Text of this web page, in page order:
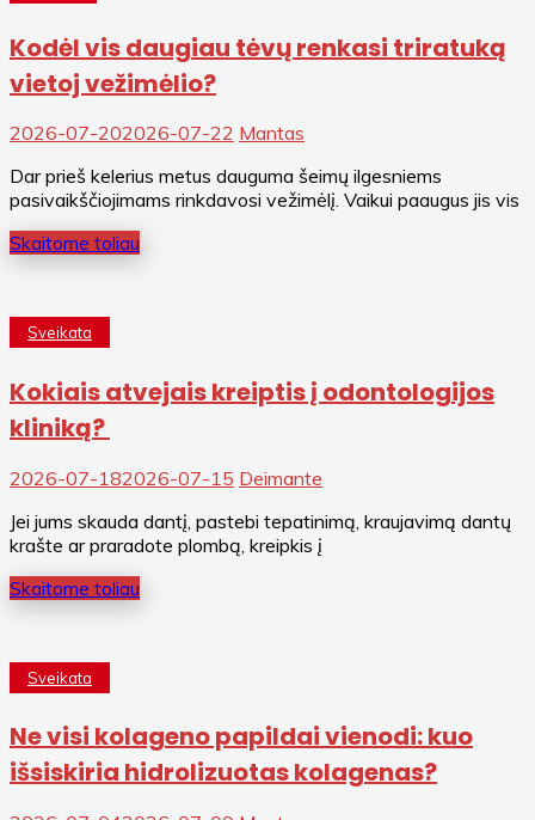
Kodėl vis daugiau tėvų renkasi triratuką
vietoj vežimėlio?
2026-07-202026-07-22 Mantas
Dar prieš kelerius metus dauguma šeimų ilgesniems
pasivaikščiojimams rinkdavosi vežimėlį. Vaikui paaugus jis vis
Skaitome toliau
Sveikata
Kokiais atvejais kreiptis į odontologijos
kliniką?
2026-07-182026-07-15 Deimante
Jei jums skauda dantį, pastebi tepatinimą, kraujavimą dantų
krašte ar praradote plombą, kreipkis į
Skaitome toliau
Sveikata
Ne visi kolageno papildai vienodi: kuo
išsiskiria hidrolizuotas kolagenas?